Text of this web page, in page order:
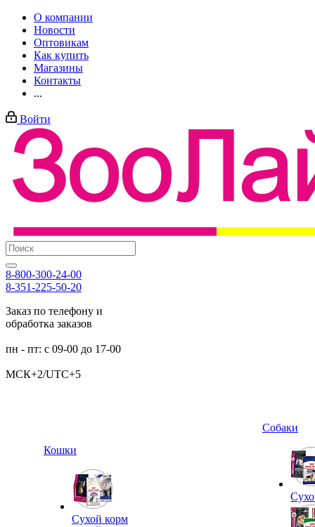
О компании
Новости
Оптовикам
Как купить
Магазины
Контакты
...
Войти
8-800-300-24-00
8-351-225-50-20
Заказ по телефону и
обработка заказов
пн - пт: с 09-00 до 17-00
МСК+2/UTC+5
Кошки
Сухой корм
Собаки